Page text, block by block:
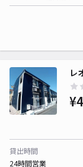
レ
貸出時間
24時間営業